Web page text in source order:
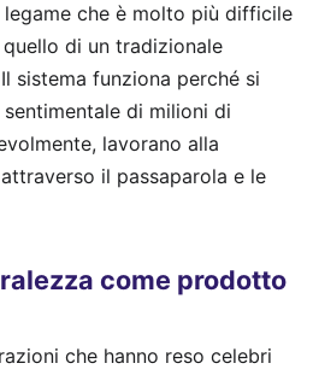
che è molto più difficile
di un tradizionale
sistema funziona perché si
di milioni di
lavorano alla
il passaparola e le
come prodotto
che hanno reso celebri